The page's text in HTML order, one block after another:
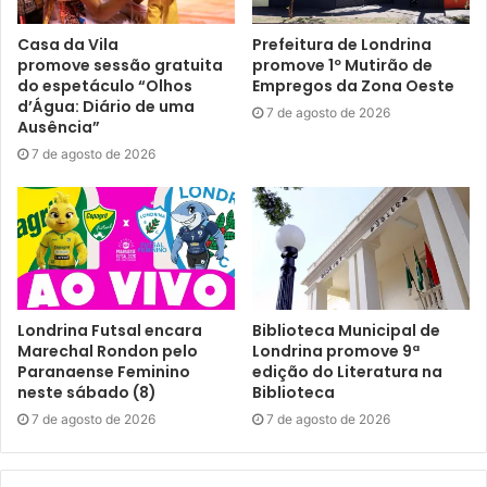
Foto: Emerson Dias/ NCom
Parque Arthur Thomas aberto
– Quem pretende inserir
um passeio ao ar livre para curtir o lazer no feriado, pode
ir ao Parque Municipal Arthur Thomas neste feriado do Dia
do Trabalhador. O local fica aberto das 8h às 17h, sempre
de terça a domingo, incluindo feriados. Fecha somente às
segundas-feiras.
Show e feira na Concha
– O público londrinense possui
@secretariadeculturalondrinada Secretaria Municipal de
Casa da Vila
promove sessão gratuita
do espetáculo “Olhos
d’Água: Diário de uma
Ausência”
7 de agosto de 2026
Prefeitura de Londrina
promove 1º Mutirão de
Empregos da Zona Oeste
7 de agosto de 2026
Londrina Futsal encara
Marechal Rondon pelo
Paranaense Feminino
neste sábado (8)
7 de agosto de 2026
Biblioteca Municipal de
Londrina promove 9ª
edição do Literatura na
Biblioteca
7 de agosto de 2026